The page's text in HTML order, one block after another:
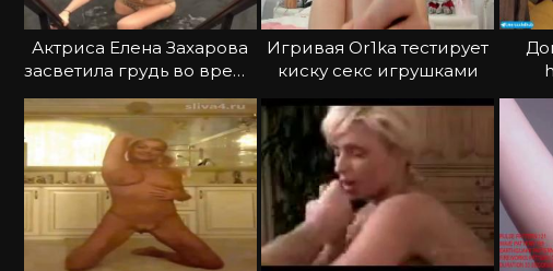
Актриса Елена Захарова
засветила грудь во время
купания
Игривая Or1ka тестирует
киску секс игрушками